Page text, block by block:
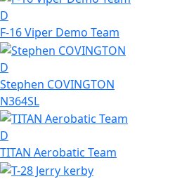
D
F-16 Viper Demo Team
D
Stephen COVINGTON
N364SL
D
TITAN Aerobatic Team